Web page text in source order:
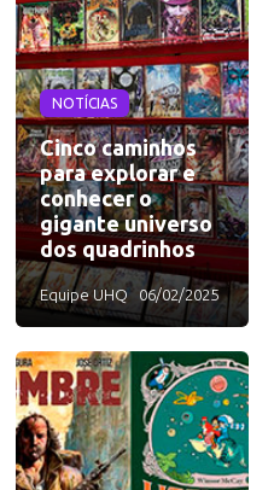
NOTÍCIAS
Cinco caminhos
para explorar e
conhecer o
gigante universo
dos quadrinhos
Equipe UHQ 06/02/2025